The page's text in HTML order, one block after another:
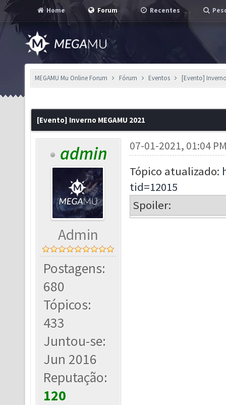
Home Forum Recentes
MEGAMU Mu Online Forum Fórum Eventos [Evento]
[Evento] Inverno MEGAMU 2021
admin
Admin
Postagens:
680
Tópicos:
433
Juntou-se:
Jun 2016
Reputação:
120
07-01-2021, 01:04
Tópico atualizado:
tid=12015
Spoiler: